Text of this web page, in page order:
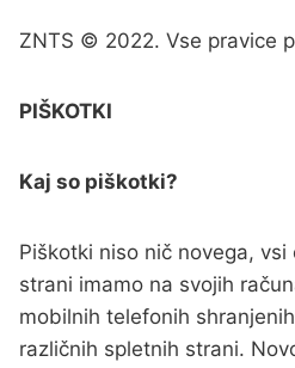
ZNTS © 2022. Vse pravice
PIŠKOTKI
Kaj so piškotki?
Piškotki niso nič novega,
strani imamo na svojih
mobilnih telefonih
različnih spletnih strani.